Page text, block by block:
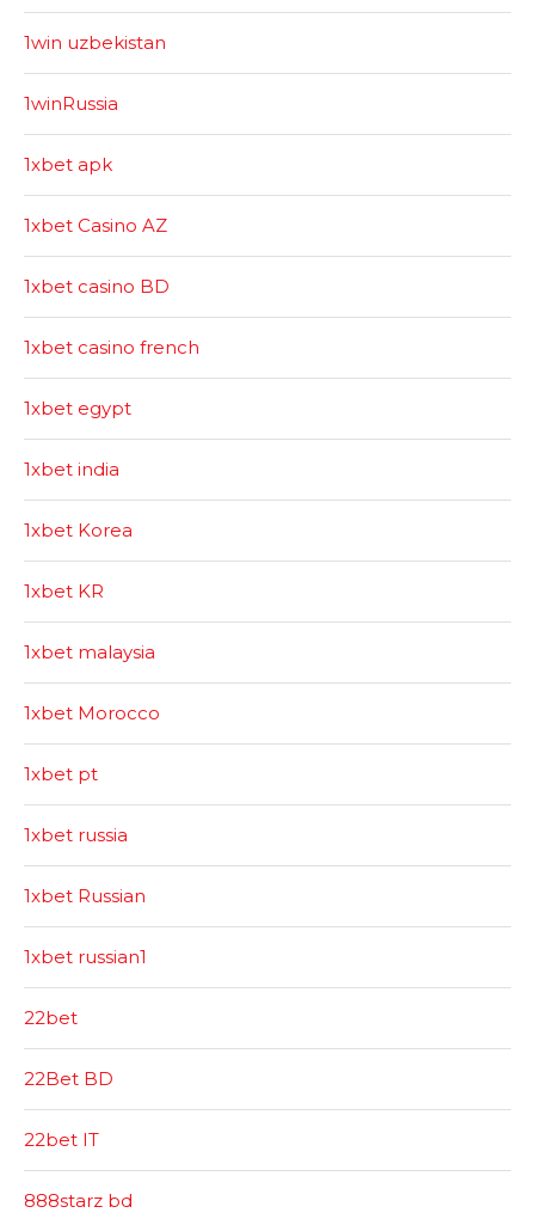
1win uzbekistan
1winRussia
1xbet apk
1xbet Casino AZ
1xbet casino BD
1xbet casino french
1xbet egypt
1xbet india
1xbet Korea
1xbet KR
1xbet malaysia
1xbet Morocco
1xbet pt
1xbet russia
1xbet Russian
1xbet russian1
22bet
22Bet BD
22bet IT
888starz bd